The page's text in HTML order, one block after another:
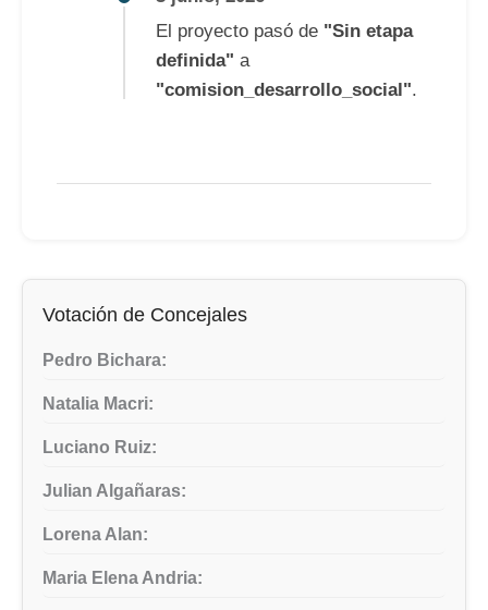
El proyecto pasó de "Sin etapa
definida" a
"comision_desarrollo_social".
Votación de Concejales
Pedro Bichara:
Natalia Macri:
Luciano Ruiz:
Julian Algañaras:
Lorena Alan:
Maria Elena Andria: